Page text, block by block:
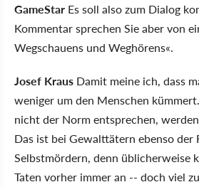
GameStar Es soll also zum Dialog
Kommentar sprechen Sie aber von
Wegschauens und Weghörens«.
Josef Kraus Damit meine ich, dass
weniger um den Menschen
nicht der Norm entsprechen,
Das ist bei Gewalttätern ebenso der
Selbstmördern, denn üblicherweise
Taten vorher immer an -- doch viel